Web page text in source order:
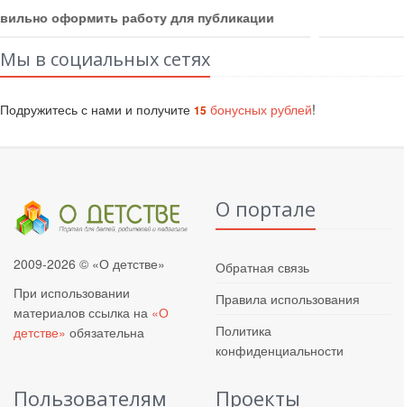
Как получить бонусные баллы
Мы в социальных сетях
Подружитесь с нами и получите 15 бонусных рублей!
2009-2026 © «О детстве»
При использовании
материалов ссылка на «О
детстве» обязательна
О портале
Обратная связь
Правила использования
Политика
конфиденциальности
Пользователям Проекты